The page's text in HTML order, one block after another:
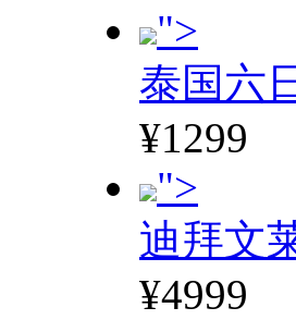
">
泰国六
¥1299
">
迪拜文
¥4999